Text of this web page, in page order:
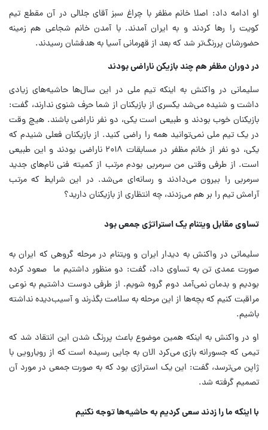
او ادامه داد: اصلا خانم مظفر با چراغ سبز آقای جلالی در آن مقطع تیم
کویت را رها کردند و به ایران آمدند. با آمدن خانم شجاعی هم زمینه
حضورشان پررنگ‌تر شد که بعد از قهرمانی آسیا به هدفشان رسیدند.
در دوران مظفر هم چند بازیکن ناراضی بودند
سلیمانی در واکنش به اینکه تیم ملی در این سال‌ها حاشیه‌های زیادی
داشت و شنیده می‌شد یکسری از بازیکنان از شما حرف شنوی ندارند، گفت:
بازیکنان خوب بودند و طبیعی است یکی، دو نفر ناراضی باشند. هیچ وقت
در یک تیم‌ ملی نمی‌توانید همه را راضی کنید. از بازیکنان فعلی شنیدم که
یکی، دو نفر از خانم مظفر در مسابقات ۲۰۱۸ ناراضی بودند و این طبیعی
است. از طرفی وقتی من سرمربی بودم مرتب از کمیته فنی نام‌های جدید
سرمربی را بیرون می‌دادند و رسانه‌ای می‌شد. در این شرایط که مرتب
آرامش تیم را بر هم می‌زدند، چه انتظاری از بازیکنان دارید؟
تساوی مقابل ویتنام یک استراتژی جمعی بود
سلیمانی در واکنش به دیدار ایران و ویتنام در مرحله گروهی که ایران به
صورت عمدی تن به تساوی داد، گفت: دو منظور داشتیم ما صعود کرده
بودیم و بدمان نمی‌آمد دوم گروه شویم. از طرفی دوست داشتیم به نوعی
مراقبت کنیم که بچه‌ها از این مرحله به سلامت بگذرند و آسیب‌دیده نداشته
باشیم.
او در واکنش به اینکه همین موضوع باعث پررنگ شدن این انتقاد شد که
تیمی که جسورانه بازی می‌کرد الان به جایی رسیده است که از رویارویی با
ژاپن می‌ترسد، گفت: این یک استراژی بود که به صورت جمعی در مورد آن
تصمیم گرفته شد.
با اینکه ما را زدند سعی کردیم به حاشیه‌ها توجه نکنیم